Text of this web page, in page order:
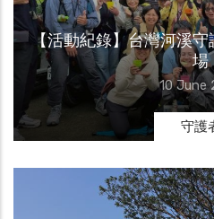
【活動紀錄】台灣河溪
場
10 June
守護